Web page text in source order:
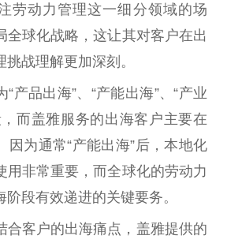
劳动力管理这一细分领域的场
全球化战略，这让其对客户在出
战理解更加深刻。
“产品出海”、“产能出海”、“产业
而盖雅服务的出海客户主要在
因为通常“产能出海”后，本地化
用非常重要，而全球化的劳动力
段有效递进的关键要务。
合客户的出海痛点，盖雅提供的